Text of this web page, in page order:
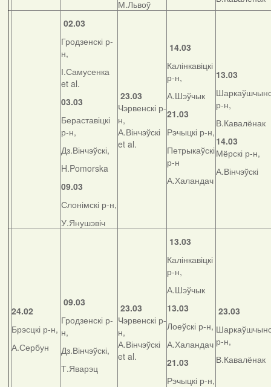
М.Львоў
02.03
Гродзенскі р-
н,
І.Самусенка
et al.
03.03
Бераставіцкі
р-н,
Дз.Вінчэўскі,
H.Pomorska
09.03
Слонімскі р-н,
У.Янушэвіч
23.03
Чэрвенскі р-
н,
А.Вінчэўскі
et al.
14.03
Калінкавіцкі
р-н,
А.Шэўчык
21.03
Рэчыцкі р-н,
Петрыкаўскі
р-н
А.Халандач
13.03
р-н,
В.Кавалёнак
14.03
Мёрскі р-н,
А.Вінчэўскі
24.02
Брэсцкі р-н,
А.Сербун
09.03
Гродзенскі р-
н,
Дз.Вінчэўскі,
Т.Яварэц
23.03
Чэрвенскі р-
н,
А.Вінчэўскі
et al.
13.03
Калінкавіцкі
р-н,
А.Шэўчык
13.03
Лоеўскі р-н,
А.Халандач
21.03
Рэчыцкі р-н,
23.03
р-н,
В.Кавалёнак